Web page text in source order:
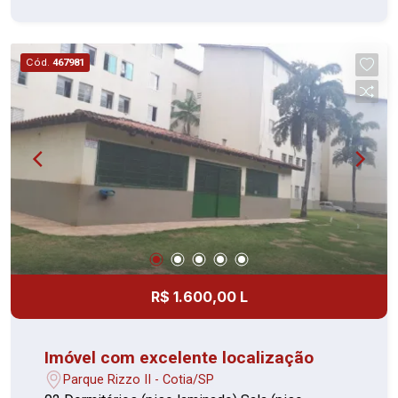
academia completa, mercado e feira semanal no
condomínio. > Perto de comércio, escolas,
transporte público Vagas: 1 vaga coberta
Destaques > Custo acessível > Ambientes bem
aproveitados > Condomínio funcional >
Localização prática Perfeito para quem busca
praticidade e conforto com um bom preço.
Agende sua visita e confirme!
Cód. 467981
R$ 1.600,00 L
Imóvel com excelente localização
Parque Rizzo II - Cotia/SP